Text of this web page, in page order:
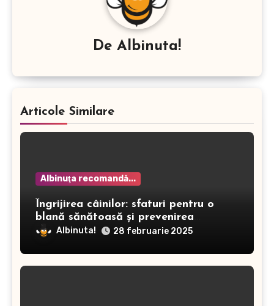
De Albinuta!
Articole Similare
Albinuţa recomandă...
Îngrijirea câinilor: sfaturi pentru o
blană sănătoasă și prevenirea
dermatitei
Albinuta! 28 februarie 2025